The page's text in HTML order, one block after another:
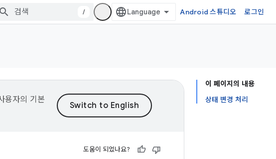
/ Android 스튜디오 로그인
이 페이지의 내용
상태 변경 처리
용자의 기본
도움이 되었나요?